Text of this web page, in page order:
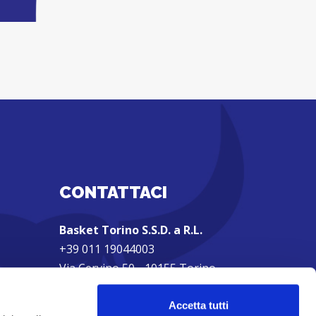
Accetta tutti
CONTATTACI
Basket Torino S.S.D. a R.L.
+39 011 19044003
Via Cervino 50 - 10155 Torino
Partita IVA: 01962270607
Cookie Policy